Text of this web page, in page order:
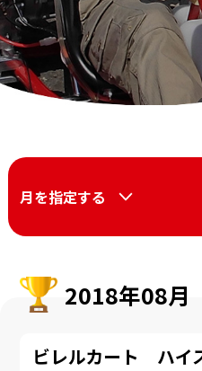
月を指定する
2018年08月
ビレルカート ハイ